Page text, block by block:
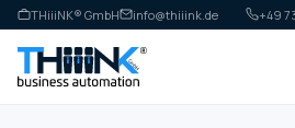
THiiiNK® GmbH info@thiiink.de +49